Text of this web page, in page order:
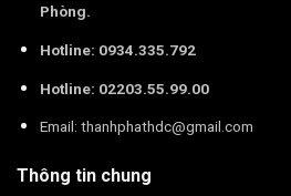
Phòng.
Hotline: 0934.335.792
Hotline: 02203.55.99.00
Email: thanhphathdc@gmail.com
Thông tin chung